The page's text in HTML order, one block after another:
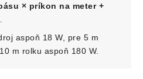
× príkon na meter +
aspoň 18 W, pre 5 m
m rolku aspoň 180 W.